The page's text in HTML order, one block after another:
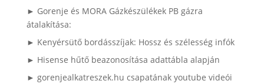
► Gorenje és MORA Gázkészülékek PB gázra
átalakítása:
► Kenyérsütő bordásszíjak: Hossz és szélesség infók
► Hisense hűtő beazonosítása adattábla alapján
► gorenjealkatreszek.hu csapatának youtube videói